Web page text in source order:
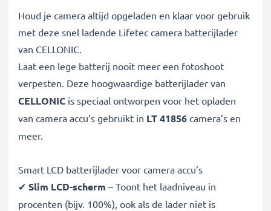
Houd je camera altijd opgeladen en klaar voor gebruik
met deze snel ladende Lifetec camera batterijlader
van CELLONIC.
Laat een lege batterij nooit meer een fotoshoot
verpesten. Deze hoogwaardige batterijlader van
CELLONIC is speciaal ontworpen voor het opladen
van camera accu’s gebruikt in LT 41856 camera’s en
meer.
Smart LCD batterijlader voor camera accu’s
✔ Slim LCD-scherm – Toont het laadniveau in
procenten (bijv. 100%), ook als de lader niet is